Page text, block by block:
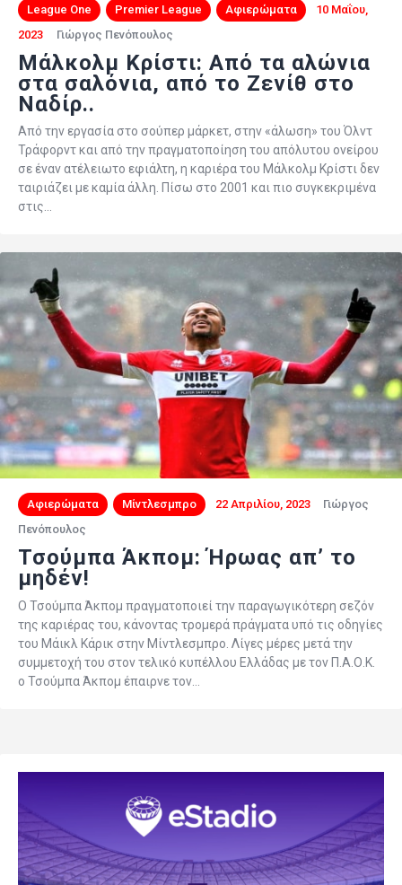
League One Premier League Αφιερώματα
10 Μαΐου,
2023
Γιώργος Πενόπουλος
Μάλκολμ Κρίστι: Από τα αλώνια
στα σαλόνια, από το Ζενίθ στο
Ναδίρ..
Aπό την εργασία στο σούπερ μάρκετ, στην «άλωση» του Όλντ
Τράφορντ και από την πραγματοποίηση του απόλυτου ονείρου
σε έναν ατέλειωτo εφιάλτη, η καριέρα του Μάλκολμ Κρίστι δεν
ταιριάζει με καμία άλλη. Πίσω στο 2001 και πιο συγκεκριμένα
στις…
Αφιερώματα Μίντλεσμπρο 22 Απριλίου, 2023
Γιώργος
Πενόπουλος
Τσούμπα Άκπομ: Ήρωας απ’ το
μηδέν!
Ο Τσούμπα Άκπομ πραγματοποιεί την παραγωγικότερη σεζόν
της καριέρας του, κάνοντας τρομερά πράγματα υπό τις οδηγίες
του Μάικλ Κάρικ στην Μίντλεσμπρο. Λίγες μέρες μετά την
συμμετοχή του στον τελικό κυπέλλου Ελλάδας με τον Π.Α.Ο.Κ.
ο Τσούμπα Άκπομ έπαιρνε τον…